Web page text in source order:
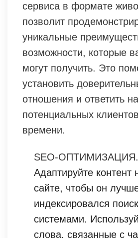
сервиса в формате
позволит
уникальные
возможности, которые
могут получить. Это
установить
отношения и ответить
потенциальных
времени.
SEO-ОПТИМИЗАЦИЯ.
Адаптируйте
сайте, чтобы он
индексировался
системами.
слова, связанные с